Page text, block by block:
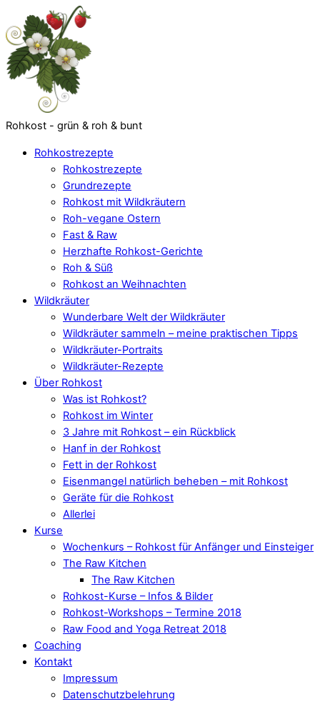
Rohkost - grün & roh & bunt
Rohkostrezepte
Rohkostrezepte
Grundrezepte
Rohkost mit Wildkräutern
Roh-vegane Ostern
Fast & Raw
Herzhafte Rohkost-Gerichte
Roh & Süß
Rohkost an Weihnachten
Wildkräuter
Wunderbare Welt der Wildkräuter
Wildkräuter sammeln – meine praktischen Tipps
Wildkräuter-Portraits
Wildkräuter-Rezepte
Über Rohkost
Was ist Rohkost?
Rohkost im Winter
3 Jahre mit Rohkost – ein Rückblick
Hanf in der Rohkost
Fett in der Rohkost
Eisenmangel natürlich beheben – mit Rohkost
Geräte für die Rohkost
Allerlei
Kurse
Wochenkurs – Rohkost für Anfänger und Einsteiger
The Raw Kitchen
The Raw Kitchen
Rohkost-Kurse – Infos & Bilder
Rohkost-Workshops – Termine 2018
Raw Food and Yoga Retreat 2018
Coaching
Kontakt
Impressum
Datenschutzbelehrung